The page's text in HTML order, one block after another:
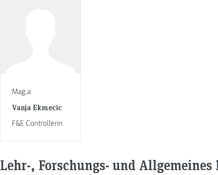
Mag.a
Vanja Ekmecic
F&E Controllerin
Lehr-, Forschungs- und